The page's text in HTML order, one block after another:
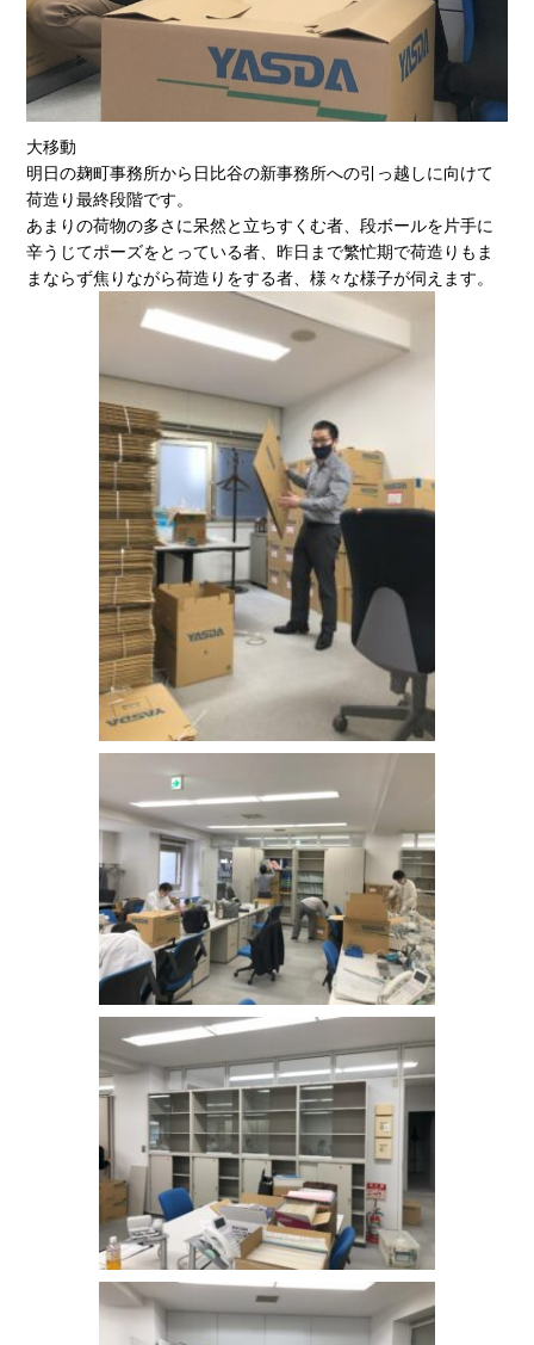
大移動
明日の麹町事務所から日比谷の新事務所への引っ越しに向けて
荷造り最終段階です。
あまりの荷物の多さに呆然と立ちすくむ者、段ボールを片手に
辛うじてポーズをとっている者、昨日まで繁忙期で荷造りもま
まならず焦りながら荷造りをする者、様々な様子が伺えます。